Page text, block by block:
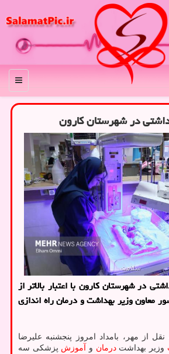
منو
در شهرستان کارون با اعتبار بالاتر از
حضور معاون وزیر بهداشت و درمان راه اندازی
نقل از مهر، بامداد امروز پنجشنبه علیرضا
وزیر بهداشتدرمان و آموزش پزشکی سه